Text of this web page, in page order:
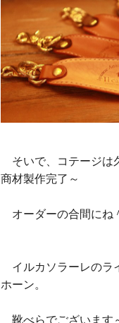
そいで、コテージは
商材製作完了～
オーダーの合間にね
イルカソラーレのラ
ホーン。
靴べらでございます